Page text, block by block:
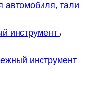
автомобиля, тали
инструмент
инструмент